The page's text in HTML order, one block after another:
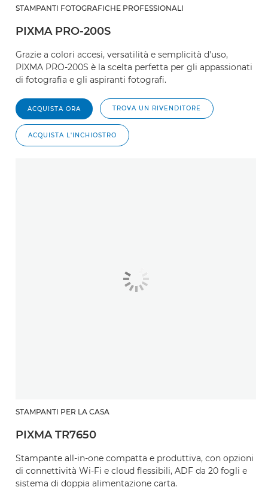
STAMPANTI FOTOGRAFICHE PROFESSIONALI
PIXMA PRO-200S
Grazie a colori accesi, versatilità e semplicità d'uso,
PIXMA PRO-200S è la scelta perfetta per gli appassionati
di fotografia e gli aspiranti fotografi.
ACQUISTA ORA TROVA UN RIVENDITORE
ACQUISTA L'INCHIOSTRO
STAMPANTI PER LA CASA
PIXMA TR7650
Stampante all-in-one compatta e produttiva, con opzioni
di connettività Wi-Fi e cloud flessibili, ADF da 20 fogli e
sistema di doppia alimentazione carta.